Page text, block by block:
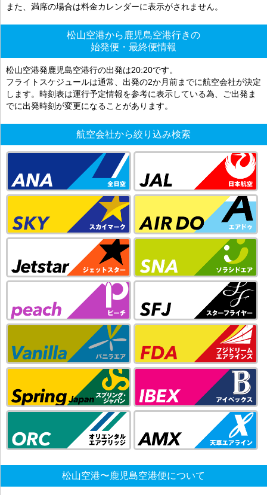
また、満席の場合は料金カレンダーに表示がされません。
松山空港から鹿児島空港行きの
始発便・最終便情報
松山空港発鹿児島空港行の出発は20:20です。
フライトスケジュールは通常、出発の2か月前までに航空会社が決定
します。時刻表は運行予定情報を参考に表示している為、ご出発ま
でに出発時刻が変更になることがあります。
航空会社から絞り込み検索
松山空港〜鹿児島空港便について